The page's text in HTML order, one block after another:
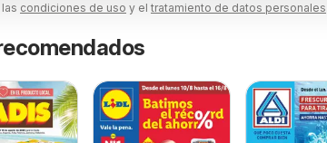
condiciones de uso y el tratamiento de datos personales